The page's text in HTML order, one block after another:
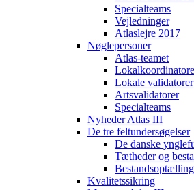
Specialteams
Vejledninger
Atlaslejre 2017
Nøglepersoner
Atlas-teamet
Lokale validatorer
Artsvalidatorer
Specialteams
Nyheder Atlas III
De tre feltundersøgelser
De danske
Tætheder og
Kvalitetssikring